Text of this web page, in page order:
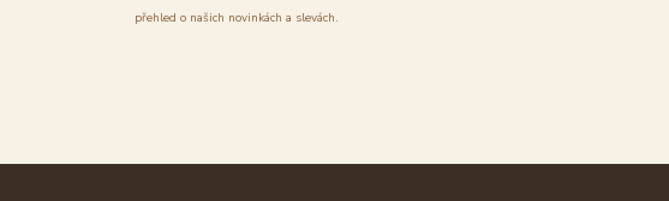
přehled o našich novinkách a slevách.